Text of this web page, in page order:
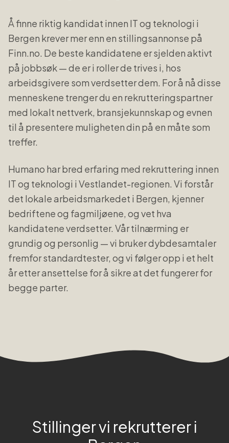
Å finne riktig kandidat innen IT og teknologi i
Bergen krever mer enn en stillingsannonse på
Finn.no. De beste kandidatene er sjelden aktivt
på jobbsøk — de er i roller de trives i, hos
arbeidsgivere som verdsetter dem. For å nå disse
menneskene trenger du en rekrutteringspartner
med lokalt nettverk, bransjekunnskap og evnen
til å presentere muligheten din på en måte som
treffer.
Humano har bred erfaring med rekruttering innen
IT og teknologi i Vestlandet-regionen. Vi forstår
det lokale arbeidsmarkedet i Bergen, kjenner
bedriftene og fagmiljøene, og vet hva
kandidatene verdsetter. Vår tilnærming er
grundig og personlig — vi bruker dybdesamtaler
fremfor standardtester, og vi følger opp i et helt
år etter ansettelse for å sikre at det fungerer for
begge parter.
Stillinger vi rekrutterer i